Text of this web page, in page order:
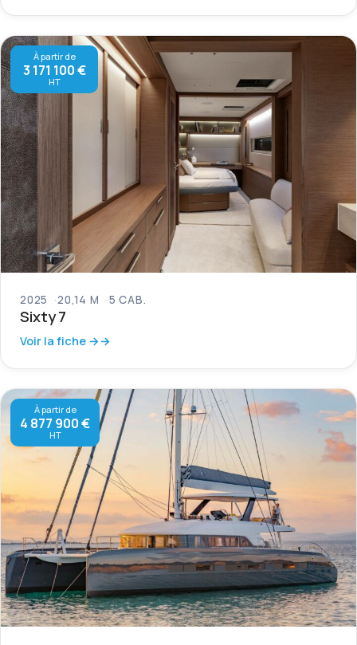
À partir de
3 171 100 €
HT
2025 20,14 M 5 CAB.
Sixty 7
Voir la fiche →
À partir de
4 877 900 €
HT